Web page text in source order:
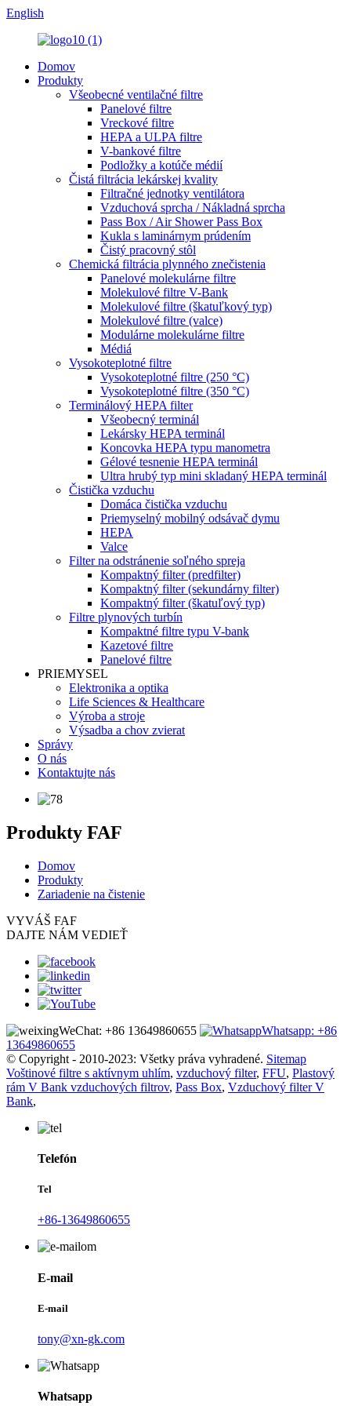
English
Domov
Produkty
Všeobecné ventilačné filtre
Panelové filtre
Vreckové filtre
HEPA a ULPA filtre
V-bankové filtre
Podložky a kotúče médií
Čistá filtrácia lekárskej kvality
Filtračné jednotky ventilátora
Vzduchová sprcha / Nákladná sprcha
Pass Box / Air Shower Pass Box
Kukla s laminárnym prúdením
Čistý pracovný stôl
Chemická filtrácia plynného znečistenia
Panelové molekulárne filtre
Molekulové filtre V-Bank
Molekulové filtre (škatuľkový typ)
Molekulové filtre (valce)
Modulárne molekulárne filtre
Médiá
Vysokoteplotné filtre
Vysokoteplotné filtre (250 °C)
Vysokoteplotné filtre (350 °C)
Terminálový HEPA filter
Všeobecný terminál
Lekársky HEPA terminál
Koncovka HEPA typu manometra
Gélové tesnenie HEPA terminál
Ultra hrubý typ mini skladaný HEPA terminál
Čistička vzduchu
Domáca čistička vzduchu
Priemyselný mobilný odsávač dymu
HEPA
Valce
Filter na odstránenie soľného spreja
Kompaktný filter (predfilter)
Kompaktný filter (sekundárny filter)
Kompaktný filter (škatuľový typ)
Filtre plynových turbín
Kompaktné filtre typu V-bank
Kazetové filtre
Panelové filtre
PRIEMYSEL
Elektronika a optika
Life Sciences & Healthcare
Výroba a stroje
Výsadba a chov zvierat
Správy
O nás
Kontaktujte nás
Produkty FAF
Domov
Produkty
Zariadenie na čistenie
VYVÁŠ FAF
DAJTE NÁM VEDIEŤ
WeChat: +86 13649860655
Whatsapp: +86
13649860655
© Copyright - 2010-2023: Všetky práva vyhradené. Sitemap
Voštinové filtre s aktívnym uhlím, vzduchový filter, FFU, Plastový
rám V Bank vzduchových filtrov, Pass Box, Vzduchový filter V
Bank,
Telefón
Tel
+86-13649860655
E-mail
E-mail
tony@xn-gk.com
Whatsapp